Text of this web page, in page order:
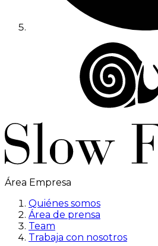
Área Empresa
Quiénes somos
Área de prensa
Team
Trabaja con nosotros